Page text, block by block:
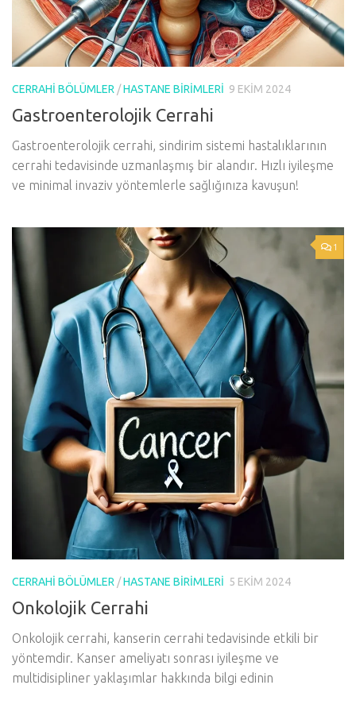
CERRAHI BÖLÜMLER /HASTANE BIRIMLERI 9 EKIM 2024
Gastroenterolojik Cerrahi
Gastroenterolojik cerrahi, sindirim sistemi hastalıklarının
cerrahi tedavisinde uzmanlaşmış bir alandır. Hızlı iyileşme
ve minimal invaziv yöntemlerle sağlığınıza kavuşun!
1
CERRAHI BÖLÜMLER /HASTANE BIRIMLERI 5 EKIM 2024
Onkolojik Cerrahi
Onkolojik cerrahi, kanserin cerrahi tedavisinde etkili bir
yöntemdir. Kanser ameliyatı sonrası iyileşme ve
multidisipliner yaklaşımlar hakkında bilgi edinin